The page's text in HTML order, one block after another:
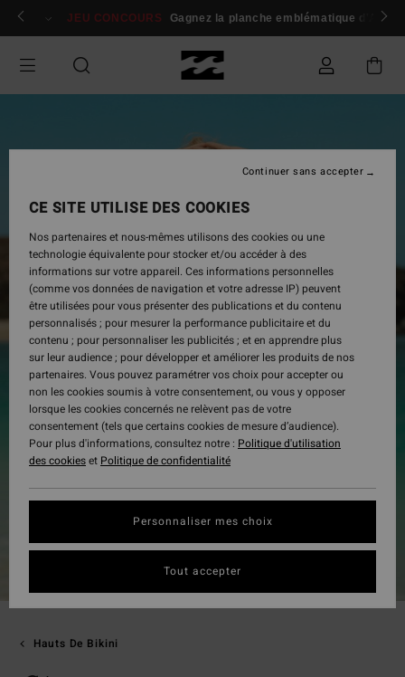
Passer
produit
Se connecter / s'inscrire
JEU CONCOURS Gagnez la planche emblématique d'Andy
Hauts De Bikini
CE SITE UTILISE DES COOKIES
Nos partenaires et nous-mêmes utilisons des cookies ou une
technologie équivalente pour stocker et/ou accéder à des
informations sur votre appareil. Ces informations personnelles
(comme vos données de navigation et votre adresse IP) peuvent
être utilisées pour vous présenter des publications et du contenu
personnalisés ; pour mesurer la performance publicitaire et du
contenu ; pour personnaliser les publicités ; et en apprendre plus
sur leur audience ; pour développer et améliorer les produits de nos
partenaires. Vous pouvez paramétrer vos choix pour accepter ou
non les cookies soumis à votre consentement, ou vous y opposer
lorsque les cookies concernés ne relèvent pas de votre
consentement (tels que certains cookies de mesure d’audience).
Pour plus d'informations, consultez notre : Politique d'utilisation
des cookieset Politique de confidentialité
Personnaliser mes choix
Continuer sans accepter
Tout accepter